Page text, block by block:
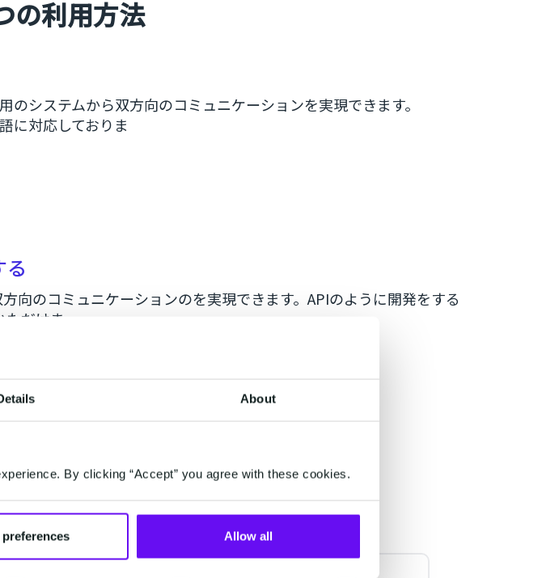
About
By clicking “Accept” you agree with these cookies.
Allow all
の利用方法
のシステムから双方向のコミュニケーションを実現できます。
に対応しておりま
。
向のコミュニケーションのを実現できます。APIのように開発をする
ただけま
用途